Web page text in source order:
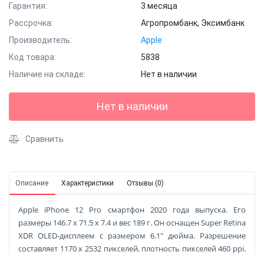
Гарантия:
3 месяца
Рассрочка:
Агропромбанк, Эксимбанк
Производитель:
Apple
Код товара:
5838
Наличие на складе:
Нет в наличии
Нет в наличии
Сравнить
Описание Характеристики Отзывы (0)
Apple iPhone 12 Pro смартфон 2020 года выпуска. Его
размеры 146.7 x 71.5 x 7.4 и вес 189 г. Он оснащен Super Retina
XDR OLED-дисплеем с размером 6.1" дюйма. Разрешение
составляет 1170 x 2532 пикселей, плотность пикселей 460 ppi.